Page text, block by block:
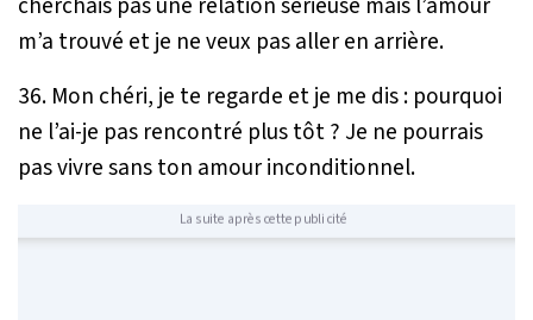
m’a trouvé et je ne veux pas aller en arrière.
36. Mon chéri, je te regarde et je me dis : pourquoi
ne l’ai-je pas rencontré plus tôt ? Je ne pourrais
pas vivre sans ton amour inconditionnel.
La suite après cette publicité